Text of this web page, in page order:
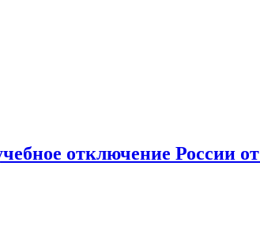
отключение России